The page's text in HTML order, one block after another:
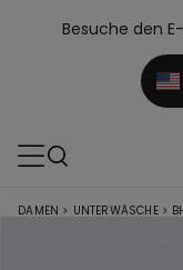
Besuche den
DAMEN > UNTERWÄSCHE >